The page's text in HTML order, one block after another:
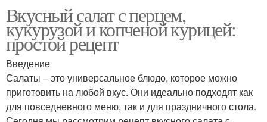
Вкусный салат с перцем,
кукурузой и копченой курицей:
простой рецепт
Введение
Салаты – это универсальное блюдо, которое можно
приготовить на любой вкус. Они идеально подходят как
для повседневного меню, так и для праздничного стола.